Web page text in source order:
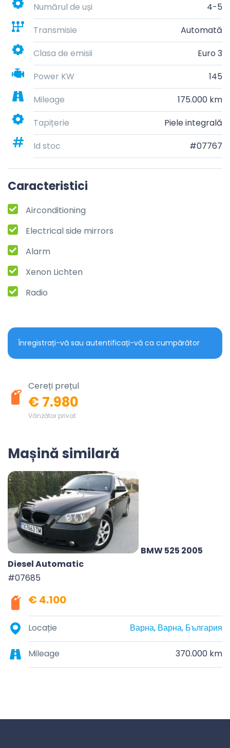
Numărul de uși
4-5
Transmisie
Automată
Clasa de emisii
Euro 3
Power KW
145
Mileage
175.000 km
Tapițerie
Piele integrală
Id stoc
#07767
Caracteristici
Airconditioning
Electrical side mirrors
Alarm
Xenon Lichten
Radio
Înregistrați-vă sau autentificați-vă ca cumpărător
Cereți prețul
€ 7.980
Vânzător privat
Mașină similară
BMW 525 2005
Diesel Automatic
#07685
€ 4.100
Locație Варна, Варна, България
Mileage 370.000 km